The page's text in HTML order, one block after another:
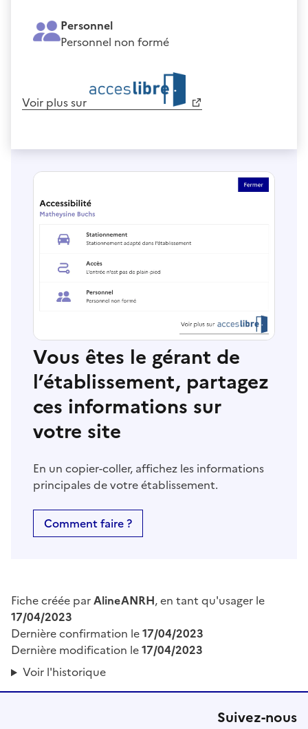
Personnel
Personnel non formé
Voir plus sur
Vous êtes le gérant de
l’établissement, partagez
ces informations sur
votre site
En un copier-coller, affichez les informations
principales de votre établissement.
Comment faire ?
Fiche créée parAlineANRH, en tant qu'usager le
17/04/2023
Dernière confirmation le17/04/2023
Dernière modification le17/04/2023
Voir l'historique
Suivez-nous